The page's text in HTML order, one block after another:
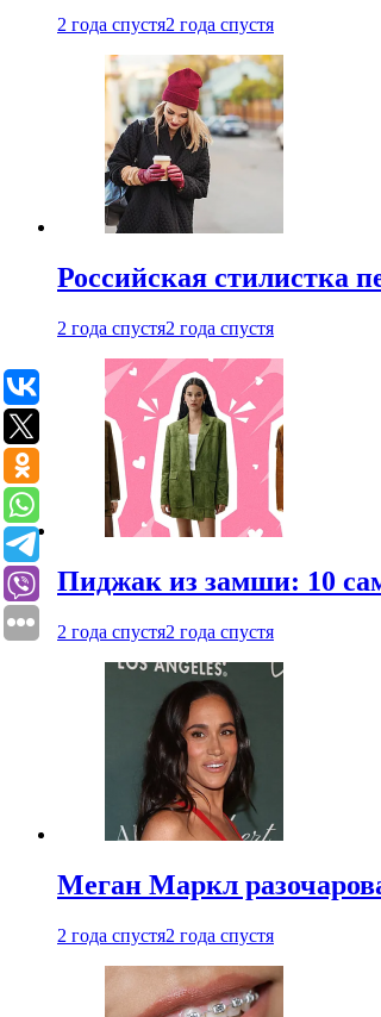
2 года спустя2 года спустя
Российская стилистка
2 года спустя2 года спустя
Пиджак из замши: 10
2 года спустя2 года спустя
Меган Маркл
2 года спустя2 года спустя